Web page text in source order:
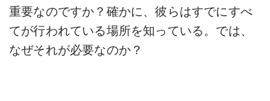
重要なのですか？確かに、彼らはすでにすべ
てが行われている場所を知っている。では、
なぜそれが必要なのか？